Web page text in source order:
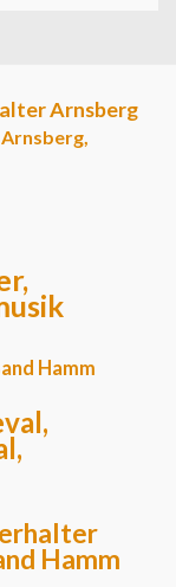
Arnsberg
Hamm
Hamm